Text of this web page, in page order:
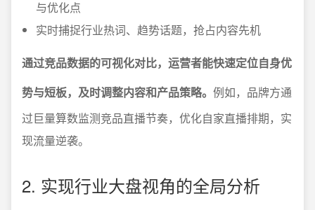
与优化点
实时捕捉行业热词、趋势话题，抢占内容先机
通过竞品数据的可视化对比，运营者能快速定位自身优
势与短板，及时调整内容和产品策略。 例如，品牌方通
过巨量算数监测竞品直播节奏，优化自家直播排期，实
现流量逆袭。
2. 实现行业大盘视角的全局分析